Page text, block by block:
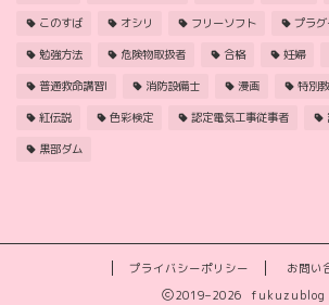
このすば オシリ フリーソフト プラ
勉強方法 危険物取扱者 合格 妊婦
普通救命講習I 消防設備士 漫画 特別
紅伝説 色彩検定 認定電気工事従事者
黒部ダム
プライバシーポリシー
お問い
2019–2026 fukuzublog